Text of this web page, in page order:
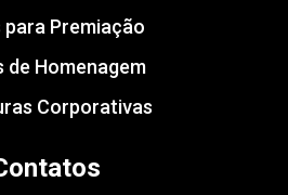
para Premiação
de Homenagem
Corporativas